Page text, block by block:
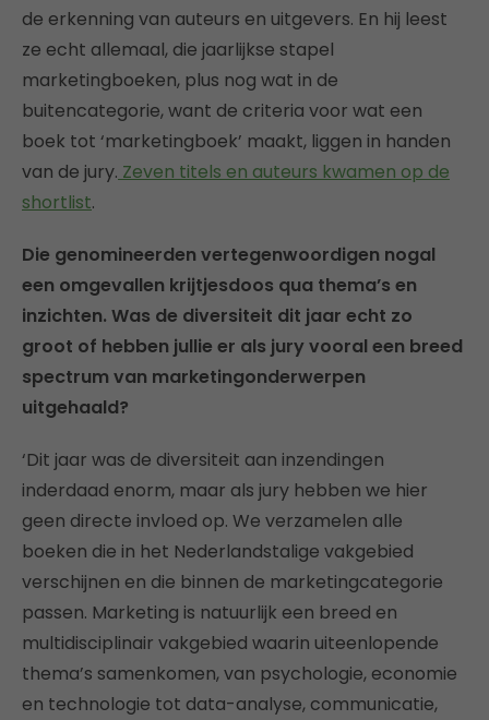
de erkenning van auteurs en uitgevers. En hij leest
ze echt allemaal, die jaarlijkse stapel
marketingboeken, plus nog wat in de
buitencategorie, want de criteria voor wat een
boek tot ‘marketingboek’ maakt, liggen in handen
van de jury. Zeven titels en auteurs kwamen op de
shortlist.
Die genomineerden vertegenwoordigen nogal
een omgevallen krijtjesdoos qua thema’s en
inzichten. Was de diversiteit dit jaar echt zo
groot of hebben jullie er als jury vooral een breed
spectrum van marketingonderwerpen
uitgehaald?
‘Dit jaar was de diversiteit aan inzendingen
inderdaad enorm, maar als jury hebben we hier
geen directe invloed op. We verzamelen alle
boeken die in het Nederlandstalige vakgebied
verschijnen en die binnen de marketingcategorie
passen. Marketing is natuurlijk een breed en
multidisciplinair vakgebied waarin uiteenlopende
thema’s samenkomen, van psychologie, economie
en technologie tot data-analyse, communicatie,